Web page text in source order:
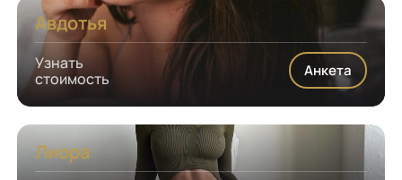
Авдотья
Узнать
стоимость
Анкета
Лиора